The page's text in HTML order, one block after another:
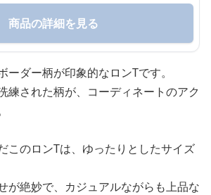
商品の詳細を見る
ーダー柄が印象的なロンTです。
練された柄が、コーディネートのアク
このロンTは、ゆったりとしたサイズ
が絶妙で、カジュアルながらも上品な